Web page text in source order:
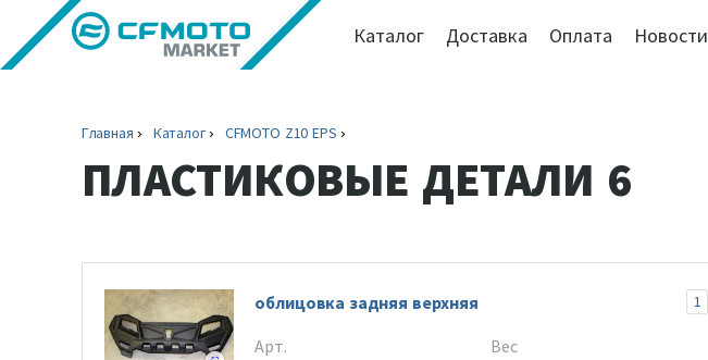
Каталог Доставка Оплата Новости
Главная Каталог CFMOTO Z10 EPS
ПЛАСТИКОВЫЕ ДЕТАЛИ 6
облицовка задняя верхняя 1
Арт.
Вес